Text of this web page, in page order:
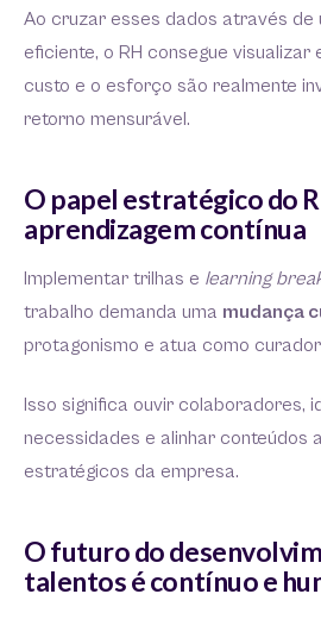
Ao cruzar esses dados através de
eficiente, o RH consegue
custo e o esforço são realmente
retorno mensurável.
O papel estratégico do
aprendizagem contínua
Implementar trilhas e learning
trabalho demanda uma mudança
protagonismo e atua como
Isso significa ouvir colaboradores,
necessidades e alinhar conteúdos
estratégicos da empresa.
O futuro do
talentos é contínuo e